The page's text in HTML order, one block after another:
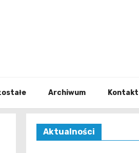
Archiwum Kontakt
Aktualności